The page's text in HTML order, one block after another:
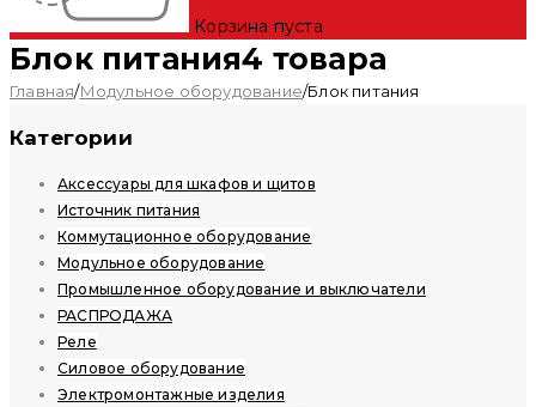
Корзина пуста
Блок питания4 товара
Главная/Модульное оборудование/Блок питания
Категории
Аксессуары для шкафов и щитов
Источник питания
Коммутационное оборудование
Модульное оборудование
Промышленное оборудование и выключатели
РАСПРОДАЖА
Реле
Силовое оборудование
Электромонтажные изделия